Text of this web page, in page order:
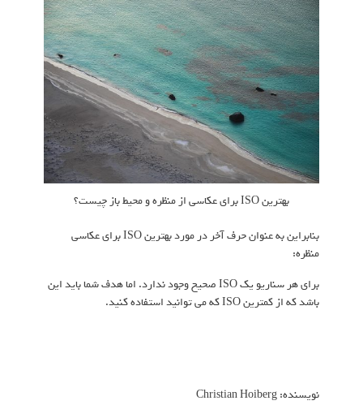
بهترین ISO برای عکاسی از منظره و محیط باز چیست؟
بنابراین به عنوان حرف آخر در مورد بهترین ISO برای عکاسی
منظره:
برای هر سناریو یک ISO صحیح وجود ندارد. اما هدف شما باید این
باشد که از کمترین ISO که می توانید استفاده کنید.
نویسنده: Christian Hoiberg